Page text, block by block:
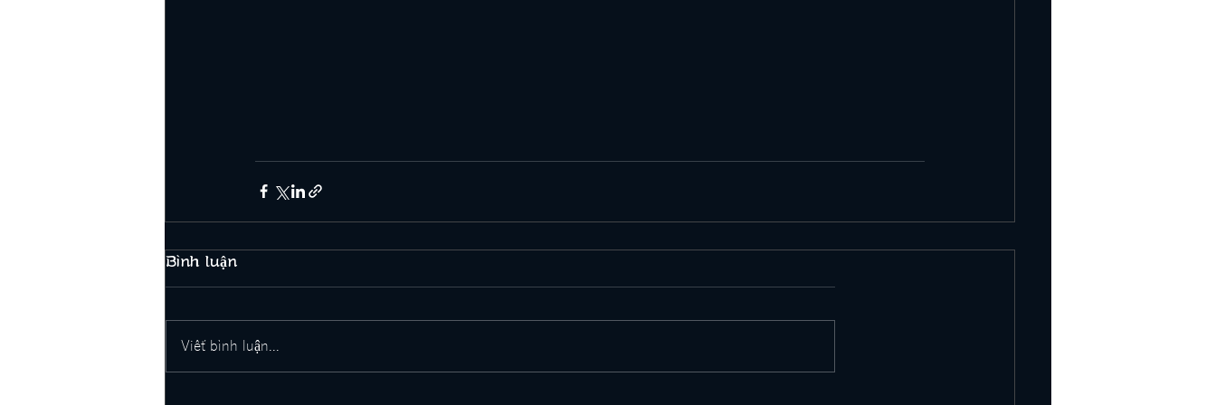
Bình luận
Viết bình luận...